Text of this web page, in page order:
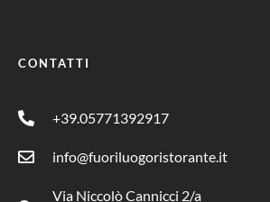
CONTATTI
+39.05771392917
info@fuoriluogoristorante.it
Via Niccolò Cannicci 2/a